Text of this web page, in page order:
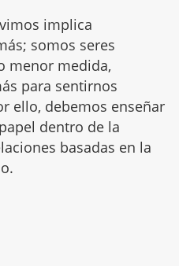
implica
somos seres
menor medida,
para sentirnos
ello, debemos enseñar
dentro de la
basadas en la